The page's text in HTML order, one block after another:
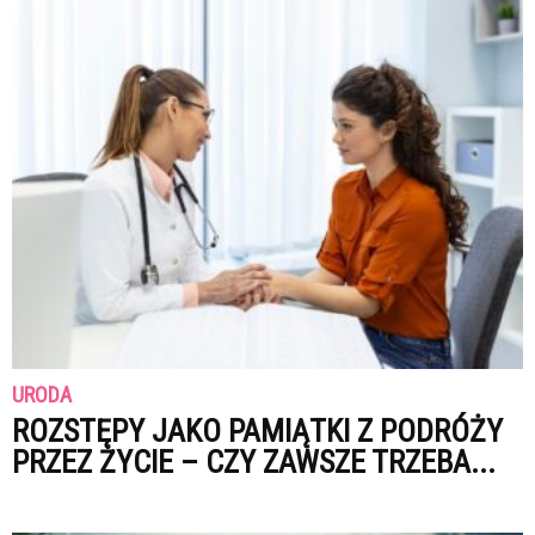
URODA
ROZSTĘPY JAKO PAMIĄTKI Z PODRÓŻY
PRZEZ ŻYCIE – CZY ZAWSZE TRZEBA...